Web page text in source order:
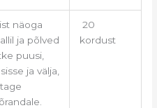
näoga
ja põlved
puusi,
ja välja,
20
kordust